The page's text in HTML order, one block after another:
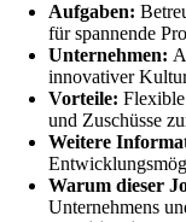
Aufgaben:
für spannende
Unternehmen:
innovativer
Vorteile:
und Zuschüsse
Weitere
Warum dieser
Unternehmens